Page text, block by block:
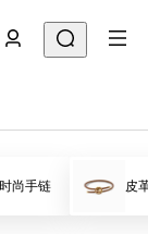
时尚手链 皮